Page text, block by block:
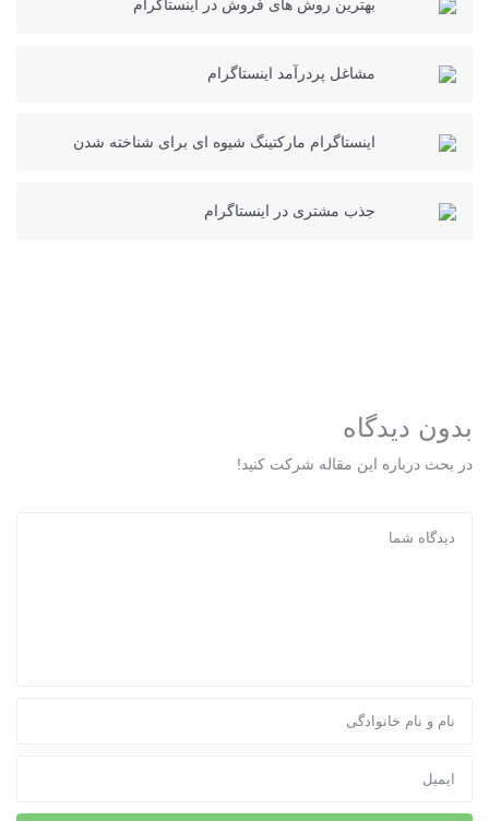
بهترین روش های فروش در اینستاگرام
مشاغل پردرآمد اینستاگرام
اینستاگرام مارکتینگ شیوه ای برای شناخته شدن
جذب مشتری در اینستاگرام
بدون دیدگاه
در بحث درباره این مقاله شرکت کنید!